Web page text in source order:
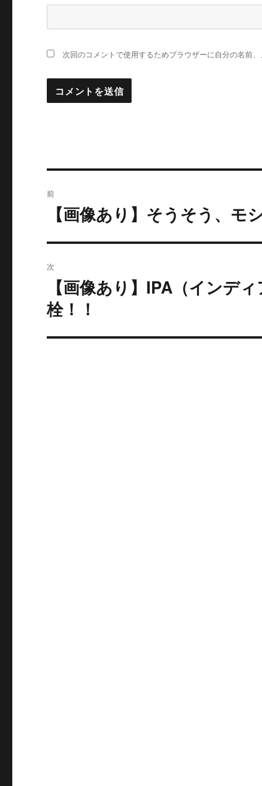
次回のコメントで使用するためブラウザーに自分の名前
稿
ゲ
ー
前
の
投
稿:
【画像あり】そうそう、モ
次
の
投
稿:
【画像あり】IPA（インデ
栓！！